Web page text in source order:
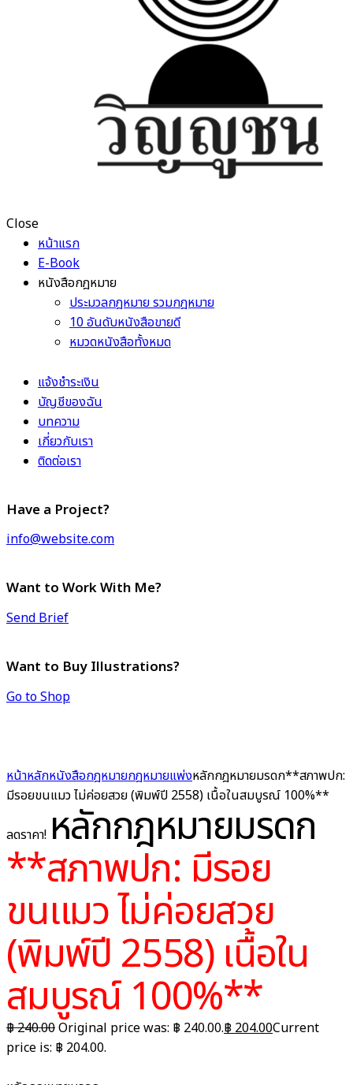
Close
หน้าแรก
E-Book
หนังสือกฎหมาย
ประมวลกฎหมาย รวมกฎหมาย
10 อันดับหนังสือขายดี
หมวดหนังสือทั้งหมด
แจ้งชำระเงิน
บัญชีของฉัน
บทความ
เกี่ยวกับเรา
ติดต่อเรา
Have a Project?
info@website.com
Want to Work With Me?
Send Brief
Want to Buy Illustrations?
Go to Shop
หน้าหลักหนังสือกฎหมายกฎหมายแพ่งหลักกฎหมายมรดก**สภาพปก:
มีรอยขนแมว ไม่ค่อยสวย (พิมพ์ปี 2558) เนื้อในสมบูรณ์ 100%**
ลดราคา! หลักกฎหมายมรดก
**สภาพปก: มีรอย
ขนแมว ไม่ค่อยสวย
(พิมพ์ปี 2558) เนื้อใน
สมบูรณ์ 100%**
฿240.00Original price was: ฿ 240.00.฿ 204.00Current
price is: ฿ 204.00.